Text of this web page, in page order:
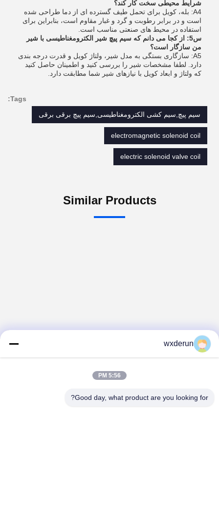
شرایط محیطی سخت کار کند؟
A4: بله، کویل برای تحمل طیف گسترده ای از دما طراحی شده
است و در برابر رطوبت و گرد و غبار مقاوم است، بنابراین برای
استفاده در محیط های صنعتی مناسب است.
س5: از کجا می دانم که سیم پیچ شیر الکترومغناطیسی با شیر
من سازگار است؟
A5: سازگاری بستگی به مدل شیر، ولتاژ کویل و قدرت درجه بندی
دارد. لطفا مشخصات شیر را بررسی کنید و اطمینان حاصل کنید
که ولتاژ و ابعاد کویل با نیازهای شیر شما مطابقت دارد.
Tags:
سیم پیچ,سیم کشی الکترومغناطیسی,سیم پیچ برقی برقی
electromagnetic solenoid coil
electric solenoid valve coil
Similar Products
wxderun
5:56 PM
Good day, what product are you looking for?